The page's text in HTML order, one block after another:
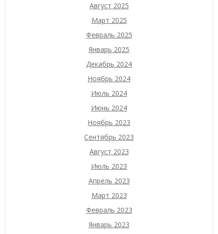
Август 2025
Март 2025
Февраль 2025
Январь 2025
Декабрь 2024
Ноябрь 2024
Июль 2024
Июнь 2024
Ноябрь 2023
Сентябрь 2023
Август 2023
Июль 2023
Апрель 2023
Март 2023
Февраль 2023
Январь 2023